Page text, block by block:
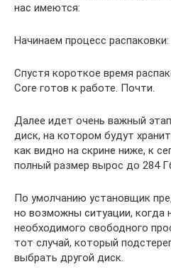
нас имеются:
Начинаем процесс распаковки:
Спустя короткое время
Core готов к работе. Почти.
Далее идет очень важный
диск, на котором будут
как видно на скрине ниже, к
полный размер вырос до 284
По умолчанию установщик
но возможны ситуации, когда
необходимого свободного
тот случай, который
выбрать другой диск.